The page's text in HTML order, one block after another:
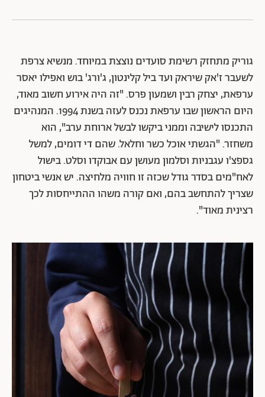
גוריק מתחזק רשימת סועדים נוצצת במיוחד. מנשיא צרפת
לשעבר ז'אק שיראק ועד ביל קלינטון, ג'ורג' בוש ואפילו יאסר
ערפאת, יצחק רבין ושמעון פרס. "זה היה אירוע חשוב מאוד,
היום הראשון שבו ערפאת נכנס לעזה בשנת 1994. המנהיגים
התכנסו לישיבה וממני ביקשו לבשל ארוחת ערב", הוא
משחזר. "הגשתי אוכל כשר וחלאל. שהם די דומים, למשל
גספצ'ו עגבניות וסלמון מעושן עם אבוקדו וסלט. בישול
לאח"מים בסדר גודל שכזה זו חוויה מלחיצה. יש אנשי ביטחון
שצריך להתחשב בהם, ואם קורה משהו ההתייחסות לכך
רצינית מאוד".